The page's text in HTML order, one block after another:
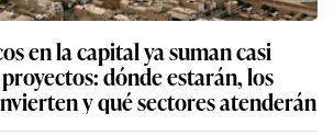
casi
dónde estarán, los
y qué sectores atenderán